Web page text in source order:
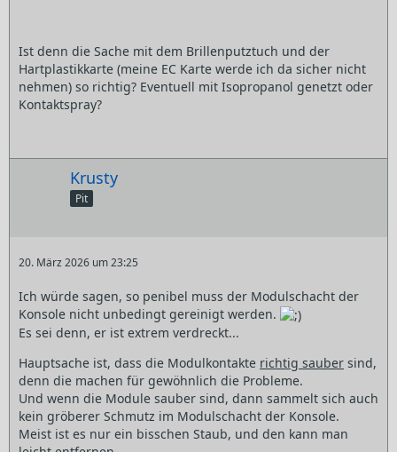
Ist denn die Sache mit dem Brillenputztuch und der
Hartplastikkarte (meine EC Karte werde ich da sicher nicht
nehmen) so richtig? Eventuell mit Isopropanol genetzt oder
Kontaktspray?
Krusty
Pit
20. März 2026 um 23:25
Ich würde sagen, so penibel muss der Modulschacht der
Konsole nicht unbedingt gereinigt werden.
Es sei denn, er ist extrem verdreckt...
Hauptsache ist, dass die Modulkontakte richtig sauber sind,
denn die machen für gewöhnlich die Probleme.
Und wenn die Module sauber sind, dann sammelt sich auch
kein gröberer Schmutz im Modulschacht der Konsole.
Meist ist es nur ein bisschen Staub, und den kann man